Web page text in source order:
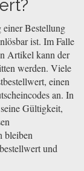
Bestellung
ist. Im Falle
Artikel kann der
werden. Viele
einen
an. In
Gültigkeit,
bleiben
und